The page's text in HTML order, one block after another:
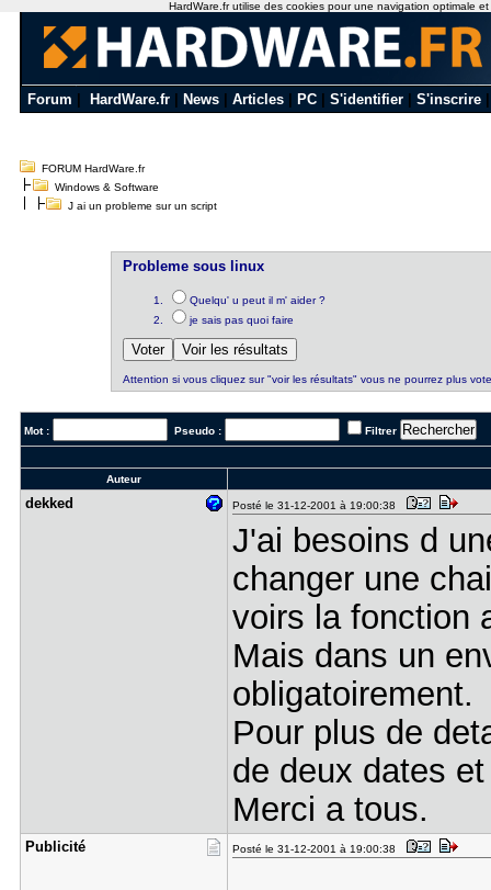
Forum HardWare.fr News Articles PC S'identifier S'inscrire
FORUM HardWare.fr
Windows & Software
J ai un probleme sur un script
Probleme sous linux
Quelqu' u peut il m' aider ?
je sais pas quoi faire
Attention si vous cliquez sur "voir les résultats" vous ne pourrez plus
Mot : Pseudo : Filtrer
Auteur
dekked Posté le 31-12-2001 à 19:00:38
J'ai besoins d
changer une
voirs la fonction
Mais dans un
obligatoirement.
Pour plus de
de deux dates
Merci a tous.
Publicité Posté le 31-12-2001 à 19:00:38
HardWare.fr utilise des cookies pour une navigation optimale